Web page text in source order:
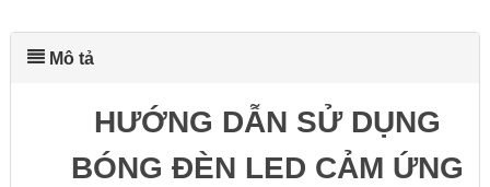
Mô tả
HƯỚNG DẪN SỬ DỤNG
BÓNG ĐÈN LED CẢM ỨNG